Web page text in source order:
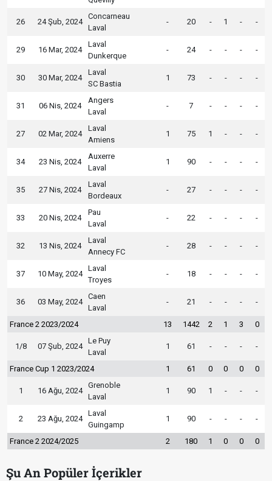
26 24 Şub, 2024
Concarneau
Laval
- 20 - 1 - -
29 16 Mar, 2024
Laval
Dunkerque
- 24 - - - -
30 30 Mar, 2024
Laval
SC Bastia
1 73 - - - -
31 06 Nis, 2024
Angers
Laval
- 7 - - - -
27 02 Mar, 2024
Laval
Amiens
1 75 1 - - -
34 23 Nis, 2024
Auxerre
Laval
1 90 - - - -
35 27 Nis, 2024
Laval
Bordeaux
- 27 - - - -
33 20 Nis, 2024
Pau
Laval
- 22 - - - -
32 13 Nis, 2024
Laval
Annecy FC
- 28 - - - -
37 10 May, 2024
Laval
Troyes
- 18 - - - -
36 03 May, 2024
Caen
Laval
- 21 - - - -
France 2 2023/2024 13 1442 2 1 3 0
1/8 07 Şub, 2024
Le Puy
Laval
1 61 - - - -
France Cup 1 2023/2024 1 61 0 0 0 0
1 16 Ağu, 2024
Grenoble
Laval
1 90 1 - - -
2 23 Ağu, 2024
Laval
Guingamp
1 90 - - - -
France 2 2024/2025 2 180 1 0 0 0
Şu An Popüler İçerikler